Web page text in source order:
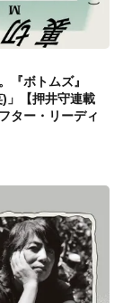
『ボトムズ』
」【押井守連載
ター・リーディ